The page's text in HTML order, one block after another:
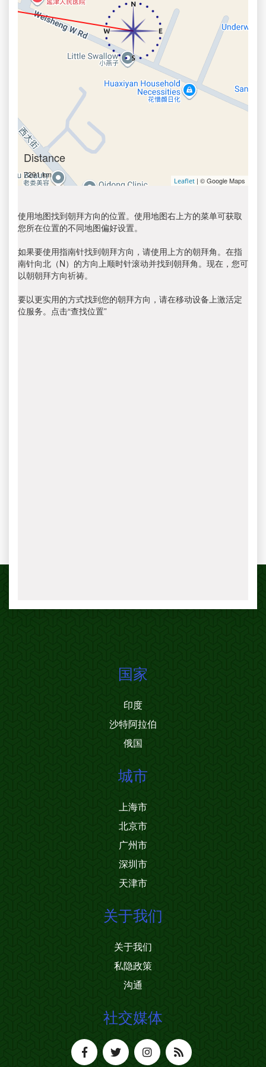
Distance
7291 km
Leaflet | © Google Maps
使用地图找到朝拜方向的位置。使用地图右上方的菜单可获取
您所在位置的不同地图偏好设置。
如果要使用指南针找到朝拜方向，请使用上方的朝拜角。在指
南针向北（N）的方向上顺时针滚动并找到朝拜角。现在，您可
以朝朝拜方向祈祷。
要以更实用的方式找到您的朝拜方向，请在移动设备上激活定
位服务。点击“查找位置”
国家
印度
沙特阿拉伯
俄国
城市
上海市
北京市
广州市
深圳市
天津市
关于我们
关于我们
私隐政策
沟通
社交媒体